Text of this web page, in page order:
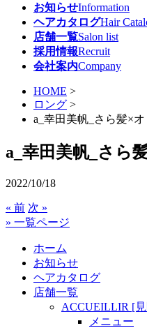
お知らせInformation
ヘアカタログHair
店舗一覧Salon list
採用情報Recruit
会社案内Company
HOME >
ロング >
a_幸田美帆_さら髪×
a_幸田美帆_さら
2022/10/18
« 前 次 »
» 一覧ページ
ホーム
お知らせ
ヘアカタログ
店舗一覧
ACCUEILLIR [
メニュー